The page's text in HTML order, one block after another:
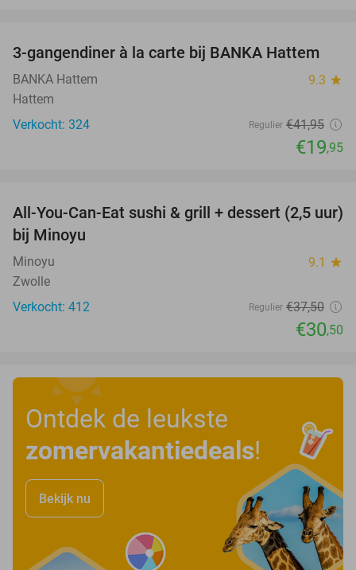
52%
3-gangendiner à la carte bij BANKA Hattem
BANKA Hattem 9.3 star
Hattem
Verkocht: 324
Regulier €41,95
€19,95
19%
All-You-Can-Eat sushi & grill + dessert (2,5 uur)
bij Minoyu
Minoyu 9.1 star
Zwolle
Verkocht: 412
Regulier €37,50
€30,50
Ontdek de leukste
zomervakantiedeals!
Bekijk nu